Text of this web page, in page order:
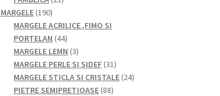
produse
MARGELE 190190
de
produse
MARGELE ACRILICE ,FIMO SI
PORTELAN 4444
de
produse
MARGELE LEMN 33
produse
MARGELE PERLE SI SIDEF 3131
de
MARGELE STICLA SI CRISTALE 2424
PIETRE SEMIPRETIOASE 8888